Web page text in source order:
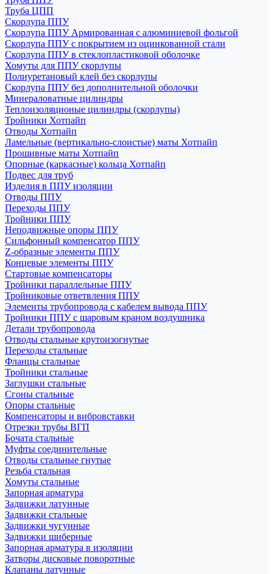
Труба ЦПП
Скорлупа ППУ
Скорлупа ППУ Армированная с алюминиевой фольгой
Скорлупа ППУ с покрытием из оцинкованной стали
Скорлупа ППУ в стеклопластиковой оболочке
Хомуты для ППУ скорлупы
Полиуретановый клей без скорлупы
Скорлупа ППУ без дополнительной оболочки
Минераловатные цилиндры
Теплоизоляционые цилиндры (скорлупы)
Тройники Хотпайп
Отводы Хотпайп
Ламельные (вертикально-слоистые) маты Хотпайп
Прошивные маты Хотпайп
Опорные (каркасные) кольца Хотпайп
Подвес для труб
Изделия в ППУ изоляции
Отводы ППУ
Переходы ППУ
Тройники ППУ
Неподвижные опоры ППУ
Cильфонный компенсатор ППУ
Z-образные элементы ППУ
Концевые элементы ППУ
Стартовые компенсаторы
Тройники параллельные ППУ
Тройниковые ответвления ППУ
Элементы трубопровода с кабелем вывода ППУ
Тройники ППУ с шаровым краном воздушника
Детали трубопровода
Отводы стальные крутоизогнутые
Переходы стальные
Фланцы стальные
Тройники стальные
Заглушки стальные
Сгоны стальные
Опоры стальные
Компенсаторы и вибровставки
Отрезки трубы ВГП
Бочата стальные
Муфты соединительные
Отводы стальные гнутые
Резьба стальная
Хомуты стальные
Запорная арматура
Задвижки латунные
Задвижки стальные
Задвижки чугунные
Задвижки шиберные
Запорная арматура в изоляции
Затворы дисковые поворотные
Клапаны латунные